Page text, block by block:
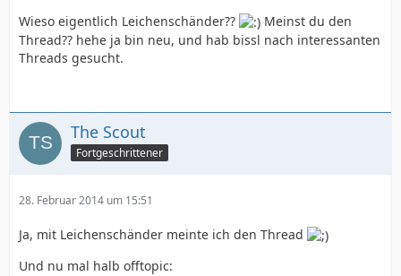
Wieso eigentlich Leichenschänder??
Meinst du den
Thread?? hehe ja bin neu, und hab bissl nach interessanten
Threads gesucht.
The Scout
Fortgeschrittener
28. Februar 2014 um 15:51
Ja, mit Leichenschänder meinte ich den Thread
Und nu mal halb offtopic: